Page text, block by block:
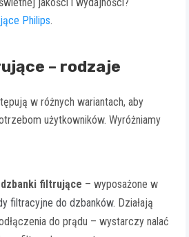
Philips.
– rodzaje
w różnych wariantach, aby
użytkowników. Wyróżniamy
filtrujące – wyposażone w
filtracyjne do dzbanków. Działają
do prądu – wystarczy nalać